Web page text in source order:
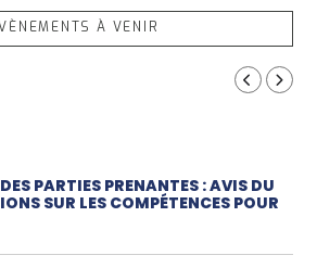
À VENIR
PARTIES PRENANTES : AVIS DU
SUR LES COMPÉTENCES POUR